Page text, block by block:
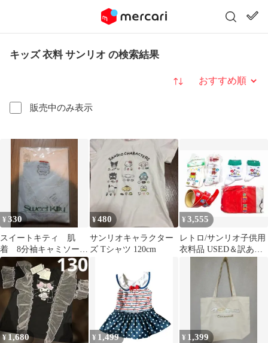
キッズ 衣料 サンリオ の検索結果
販売中のみ表示
並び替え
¥330
スイートキティ 肌
着 8分袖キャミソー
ル Lサイズ
¥480
サンリオキャラクター
ズ Tシャツ 120cm
¥3,555
レトロ/サンリオ子供用
衣料品 USED＆訳あり
未使用品等含む6点まと
¥ 1,680 ¥ 1,499 ¥ 1,399